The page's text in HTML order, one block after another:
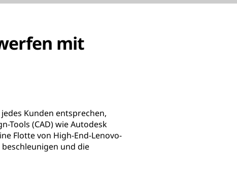
mit
Kunden entsprechen,
Tools (CAD) wie Autodesk
Flotte von High-End-Lenovo-
und die